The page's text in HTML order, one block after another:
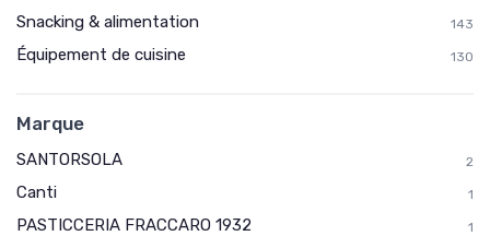
Snacking & alimentation 143
Équipement de cuisine 130
Marque
SANTORSOLA 2
Canti 1
PASTICCERIA FRACCARO 1932 1